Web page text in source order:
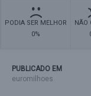
PODIA SER MELHOR
0%
NÃO
PUBLICADO EM
euromilhoes